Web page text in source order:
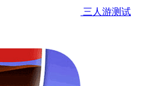
三人游测试